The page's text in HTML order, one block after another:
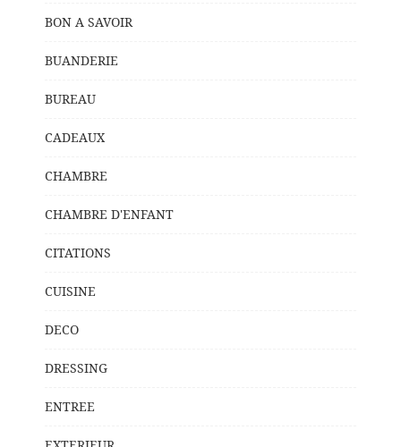
BON A SAVOIR
BUANDERIE
BUREAU
CADEAUX
CHAMBRE
CHAMBRE D'ENFANT
CITATIONS
CUISINE
DECO
DRESSING
ENTREE